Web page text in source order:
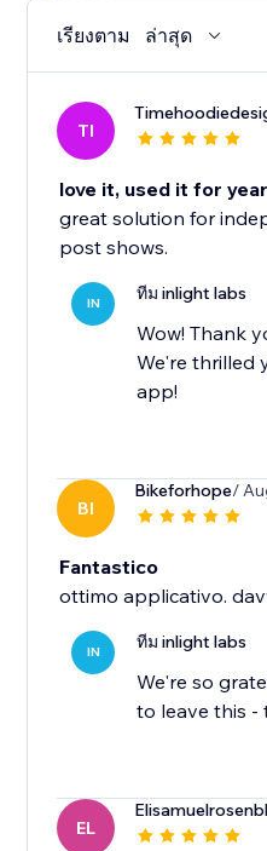
เรียงตาม ล่าสุด
TI
love it, used it for
great solution for
post shows.
IN ทีม inlight labs
Wow! Thank
We're thrilled
app!
BI
Bikeforhope/
Fantastico
ottimo applicativo.
IN ทีม inlight labs
We're so
to leave this -
EL